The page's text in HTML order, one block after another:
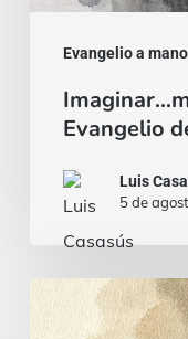
Evangelio a mano
Evangelio
Luis
5 de
Pan